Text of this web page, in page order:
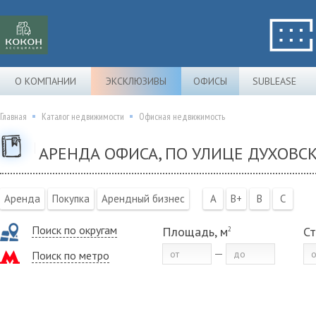
О КОМПАНИИ ЭКСКЛЮЗИВЫ ОФИСЫ SUBLEASE
Главная Каталог недвижимости Офисная недвижимость
АРЕНДА ОФИСА, ПО УЛИЦЕ
Аренда Покупка Арендный бизнес A B+ B C
Поиск по округам
Поиск по метро
Площадь, м2